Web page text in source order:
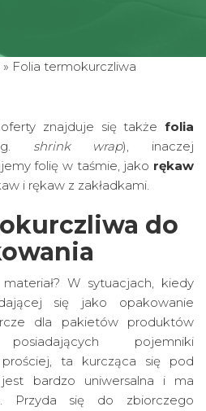
» Folia termokurczliwa
znajduje się także folia
shrink wrap), inaczej
folię w taśmie, jako rękaw
i rękaw z zakładkami.
do
W sytuacjach, kiedy
się jako opakowanie
dla pakietów produktów
posiadających pojemniki
ta kurcząca się pod
bardzo uniwersalna i ma
Przyda się do zbiorczego